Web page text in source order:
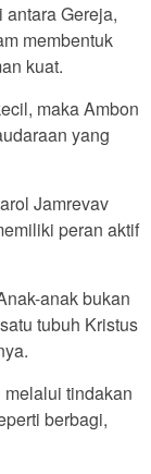
Gereja,
membentuk
kuat.
maka Ambon
yang
Jamrevav
peran aktif
anak bukan
tubuh Kristus
tindakan
berbagi,